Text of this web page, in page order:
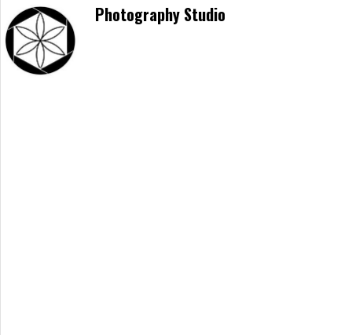
Photography Studio